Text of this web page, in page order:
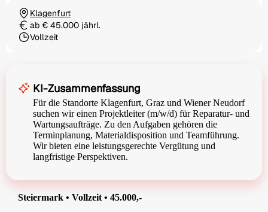
Ortschaft
Klagenfurt
Gehaltab € 45.000 jährl.
Beschäftigungsart
Vollzeit
KI-Zusammenfassung
Für die Standorte Klagenfurt, Graz und Wiener Neudorf
suchen wir einen Projektleiter (m/w/d) für Reparatur- und
Wartungsaufträge. Zu den Aufgaben gehören die
Terminplanung, Materialdisposition und Teamführung.
Wir bieten eine leistungsgerechte Vergütung und
langfristige Perspektiven.
Steiermark • Vollzeit • 45.000,-